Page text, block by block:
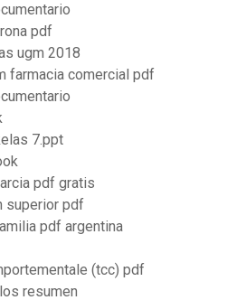
pdf
ugm 2018
farmacia comercial pdf
7.ppt
pdf gratis
superior pdf
pdf argentina
(tcc) pdf
resumen